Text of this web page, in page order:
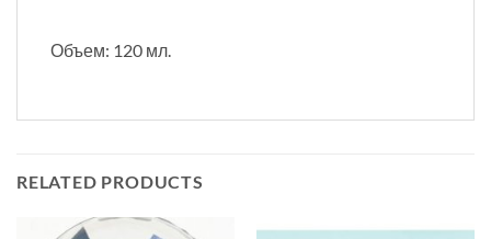
Объем: 120 мл.
RELATED PRODUCTS